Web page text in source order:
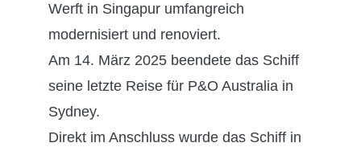
Werft in Singapur umfangreich
modernisiert und renoviert.
Am 14. März 2025 beendete das Schiff
seine letzte Reise für P&O Australia in
Sydney.
Direkt im Anschluss wurde das Schiff in